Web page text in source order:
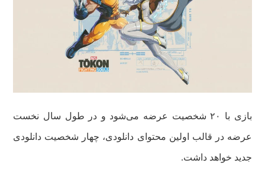
بازی با ۲۰ شخصیت عرضه می‌شود و در طول سال نخست
عرضه در قالب اولین محتوای دانلودی، چهار شخصیت دانلودی
جدید خواهد داشت.